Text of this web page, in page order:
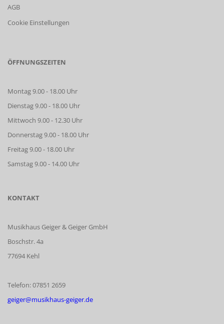
AGB
Cookie Einstellungen
ÖFFNUNGSZEITEN
Montag 9.00 - 18.00 Uhr
Dienstag 9.00 - 18.00 Uhr
Mittwoch 9.00 - 12.30 Uhr
Donnerstag 9.00 - 18.00 Uhr
Freitag 9.00 - 18.00 Uhr
Samstag 9.00 - 14.00 Uhr
KONTAKT
Musikhaus Geiger & Geiger GmbH
Boschstr. 4a
77694 Kehl
Telefon: 07851 2659
geiger@musikhaus-geiger.de